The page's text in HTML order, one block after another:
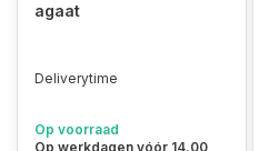
agaat
Deliverytime
Op voorraad
Op werkdagen vóór 14.00